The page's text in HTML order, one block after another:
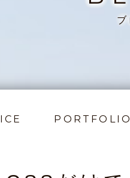
ブ
PORTFOLIO